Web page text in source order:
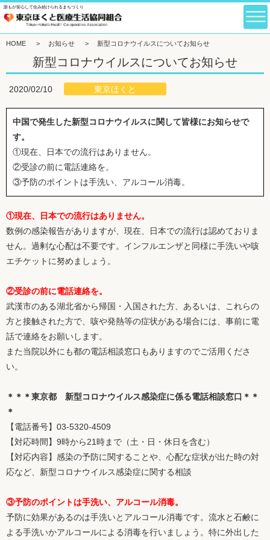
誰もが安心して住み続けられるまちづくり
HOME > お知らせ > 新型コロナウイルスについてお知らせ
新型コロナウイルスについてお知らせ
2020/02/10 東京ほくと
中国で発生した新型コロナウイルスに関して皆様にお知らせで
す。
①現在、日本での流行はありません。
②受診の前に電話連絡を。
③予防のポイントは手洗い、アルコール消毒。
①現在、日本での流行はありません。
数例の感染報告がありますが、現在、日本での流行は認めておりま
せん。過剰な心配は不要です。インフルエンザと同様に手洗いや咳
エチケットに努めましょう。
②受診の前に電話連絡を。
武漢市のある湖北省から帰国・入国された方、あるいは、これらの
方と接触された方で、咳や発熱等の症状がある場合には、事前に電
話で連絡をお願いします。
また当院以外にも都の電話相談窓口もありますのでご活用くださ
い。
＊＊＊東京都 新型コロナウイルス感染症に係る電話相談窓口＊＊
＊
【電話番号】03-5320-4509
【対応時間】9時から21時まで（土・日・休日を含む）
【対応内容】感染の予防に関することや、心配な症状が出た時の対
応など、新型コロナウイルス感染症に関する相談
③予防のポイントは手洗い、アルコール消毒。
予防に効果があるのは手洗いとアルコール消毒です。流水と石鹸に
よる手洗いかアルコールによる消毒を行いましょう。特に外出した